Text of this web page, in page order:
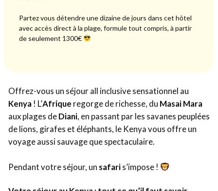
Partez vous détendre une dizaine de jours dans cet hôtel
avec accès direct à la plage, formule tout compris, à partir
de seulement 1300€
Offrez-vous un séjour all inclusive sensationnel au
Kenya! L’Afrique regorge de richesse, du Masai Mara
aux plages deDiani, en passant par les savanes peuplées
de lions, girafes et éléphants, le Kenya vous offre un
voyage aussi sauvage que spectaculaire.
Pendant votre séjour, un safaris’impose !